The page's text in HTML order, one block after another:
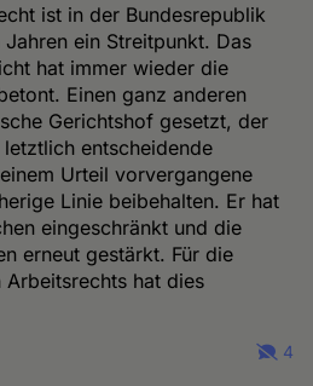
ist in der Bundesrepublik
ein Streitpunkt. Das
hat immer wieder die
Einen ganz anderen
Gerichtshof gesetzt, der
entscheidende
Urteil vorvergangene
Linie beibehalten. Er hat
eingeschränkt und die
erneut gestärkt. Für die
hat dies
4